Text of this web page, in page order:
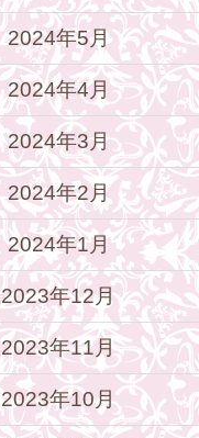
2024年5月
2024年4月
2024年3月
2024年2月
2024年1月
2023年12月
2023年11月
2023年10月